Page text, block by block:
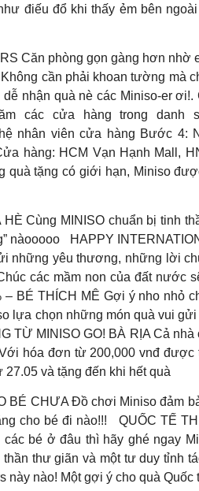
điếu đổ khi thấy ẻm bên
Căn phòng gọn gàng hơn nhờ
cần phải khoan tường mà
nhận quà nè các Miniso-er
các cửa hàng trong danh
nhân viên cửa hàng Bước 4:
hàng: HCM Vạn Hạnh Mall,
quà tặng có giới hạn, Miniso
Cùng MINISO chuẩn bị tinh
nàooooo
HAPPY
những yêu thương, những lời
các mầm non của đất nước
– BÉ THÍCH MÊ Gợi ý nho nhỏ
lựa chọn những món quà vui
TỪ MINISO GO! BÀ RỊA Cả
hóa đơn từ 200,000 vnđ
và tặng đến khi hết quà
BÉ CHƯA Đồ chơi Miniso đảm
cho bé đi nào!!!
QUỐC TẾ
bé ở đâu thì hãy ghé ngay
thư giãn và một tư duy tỉnh
này nào! Một gợi ý cho quà Quốc